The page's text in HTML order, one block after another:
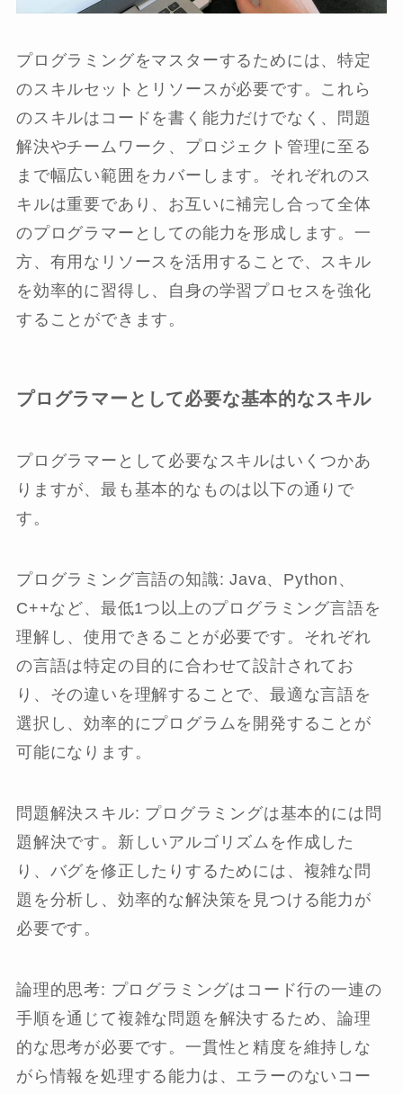
プログラミングをマスターするためには、特定
のスキルセットとリソースが必要です。これら
のスキルはコードを書く能力だけでなく、問題
解決やチームワーク、プロジェクト管理に至る
まで幅広い範囲をカバーします。それぞれのス
キルは重要であり、お互いに補完し合って全体
のプログラマーとしての能力を形成します。一
方、有用なリソースを活用することで、スキル
を効率的に習得し、自身の学習プロセスを強化
することができます。
プログラマーとして必要な基本的なスキル
プログラマーとして必要なスキルはいくつかあ
りますが、最も基本的なものは以下の通りで
す。
プログラミング言語の知識: Java、Python、
C++など、最低1つ以上のプログラミング言語を
理解し、使用できることが必要です。それぞれ
の言語は特定の目的に合わせて設計されてお
り、その違いを理解することで、最適な言語を
選択し、効率的にプログラムを開発することが
可能になります。
問題解決スキル: プログラミングは基本的には問
題解決です。新しいアルゴリズムを作成した
り、バグを修正したりするためには、複雑な問
題を分析し、効率的な解決策を見つける能力が
必要です。
論理的思考: プログラミングはコード行の一連の
手順を通じて複雑な問題を解決するため、論理
的な思考が必要です。一貫性と精度を維持しな
がら情報を処理する能力は、エラーのないコー